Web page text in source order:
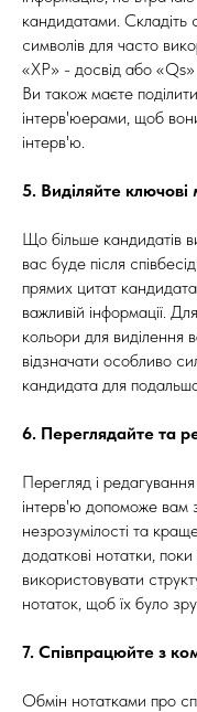
кандидатами. Складіть
символів для часто
«XP» - досвід або «Qs»
Ви також маєте
інтерв'юерами, щоб
інтерв'ю.
5. Виділяйте
Що більше кандидатів
вас буде після
прямих цитат
важливій інформації.
кольори для виділення
відзначати особливо
кандидата для
6. Переглядайте та
Перегляд і
інтерв'ю допоможе вам
незрозумілості та
додаткові нотатки,
використовувати
нотаток, щоб їх було
7. Співпрацюйте з
Обмін нотатками про